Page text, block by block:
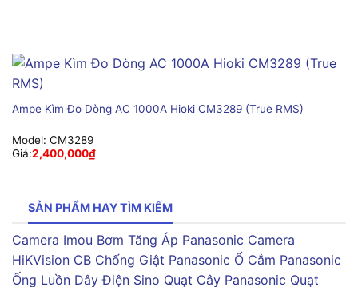
Ampe Kìm Đo Dòng AC 1000A Hioki CM3289 (True RMS)
Model: CM3289
Giá:2,400,000₫
SẢN PHẨM HAY TÌM KIẾM
Camera Imou Bơm Tăng Áp Panasonic Camera
HiKVision CB Chống Giật Panasonic Ổ Cắm Panasonic
Ống Luồn Dây Điện Sino Quạt Cây Panasonic Quạt